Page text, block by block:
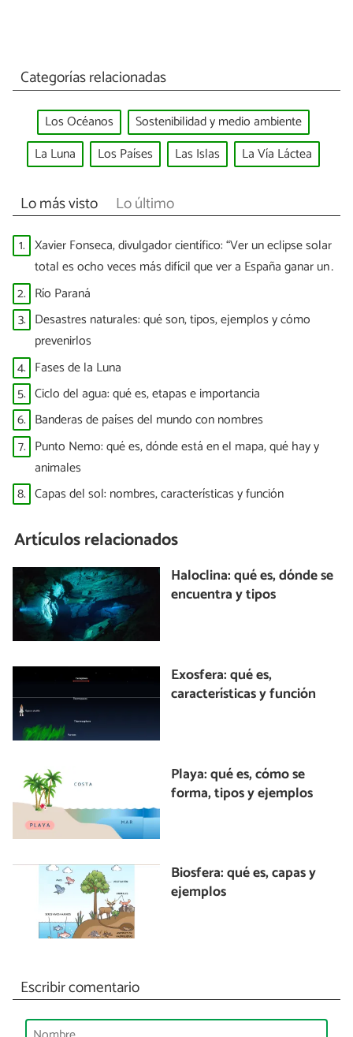
Categorías relacionadas
Los Océanos
Sostenibilidad y medio ambiente
La Luna
Los Países Las Islas La Vía Láctea
Lo más visto Lo último
1. Xavier Fonseca, divulgador científico: “Ver un eclipse solar
total es ocho veces más difícil que ver a España ganar un
Mundial”
2. Río Paraná
3. Desastres naturales: qué son, tipos, ejemplos y cómo
prevenirlos
4. Fases de la Luna
5. Ciclo del agua: qué es, etapas e importancia
6. Banderas de países del mundo con nombres
7. Punto Nemo: qué es, dónde está en el mapa, qué hay y
animales
8. Capas del sol: nombres, características y función
Artículos relacionados
Haloclina: qué es, dónde se
encuentra y tipos
Exosfera: qué es,
características y función
Playa: qué es, cómo se
forma, tipos y ejemplos
Biosfera: qué es, capas y
ejemplos
Escribir comentario